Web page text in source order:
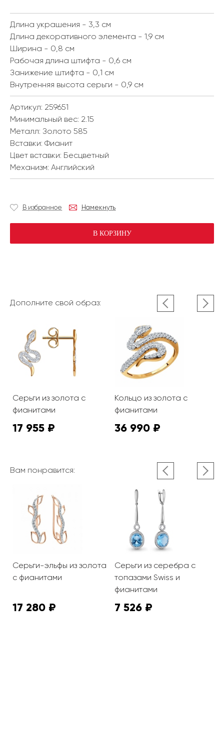
Длина украшения - 3,3 см
Длина декоративного элемента - 1,9 см
Ширина - 0,8 см
Рабочая длина штифта - 0,6 см
Занижение штифта - 0,1 см
Внутренняя высота серьги - 0,9 см
Артикул: 259651
Минимальный вес: 2.15
Металл: Золото 585
Вставки: Фианит
Цвет вставки: Бесцветный
Механизм: Английский
В избранное Намекнуть
В КОРЗИНУ
Дополните свой образ:
Серьги из золота с
фианитами
17 955 ₽
Кольцо из золота с
фианитами
36 990 ₽
Вам понравится:
Серьги-эльфы из золота
с фианитами
17 280 ₽
Серьги из серебра с
топазами Swiss и
фианитами
7 526 ₽